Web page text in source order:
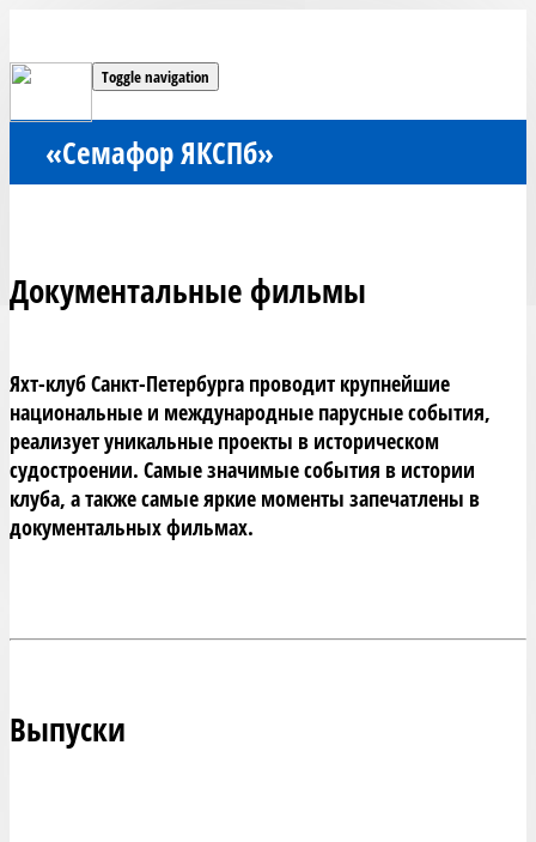
Toggle navigation
«Семафор ЯКСПб»
Документальные фильмы
Яхт-клуб Санкт-Петербурга проводит крупнейшие
национальные и международные парусные события,
реализует уникальные проекты в историческом
судостроении. Самые значимые события в истории
клуба, а также самые яркие моменты запечатлены в
документальных фильмах.
Выпуски